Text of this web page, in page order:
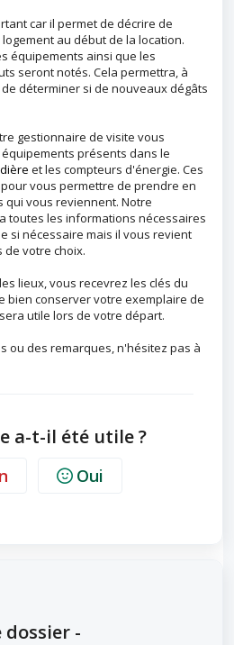
car il permet de décrire de
au début de la location.
équipements ainsi que les
seront notés. Cela permettra, à
déterminer si de nouveaux dégâts
gestionnaire de visite vous
présents dans le
et les compteurs d'énergie. Ces
vous permettre de prendre en
qui vous reviennent. Notre
toutes les informations nécessaires
si nécessaire mais il vous revient
votre choix.
lieux, vous recevrez les clés du
bien conserver votre exemplaire de
utile lors de votre départ.
ou des remarques, n'hésitez pas à
a-t-il été utile ?
Oui
dossier -